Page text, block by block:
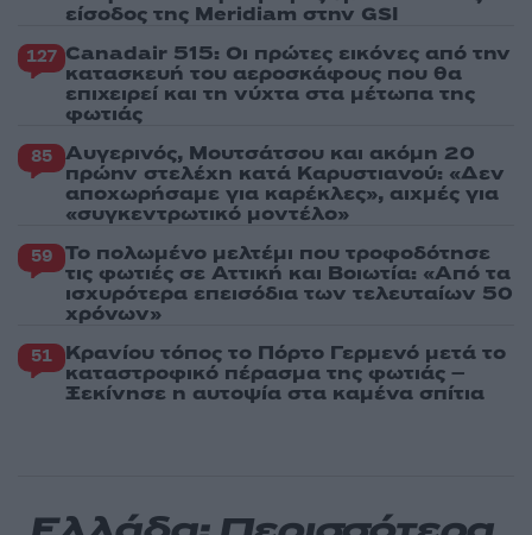
είσοδος της Meridiam στην GSI
127 Canadair 515: Οι πρώτες εικόνες από την
κατασκευή του αεροσκάφους που θα
επιχειρεί και τη νύχτα στα μέτωπα της
φωτιάς
85 Αυγερινός, Μουτσάτσου και ακόμη 20
πρώην στελέχη κατά Καρυστιανού: «Δεν
αποχωρήσαμε για καρέκλες», αιχμές για
«συγκεντρωτικό μοντέλο»
59 Το πολωμένο μελτέμι που τροφοδότησε
τις φωτιές σε Αττική και Βοιωτία: «Από τα
ισχυρότερα επεισόδια των τελευταίων 50
χρόνων»
51 Κρανίου τόπος το Πόρτο Γερμενό μετά το
καταστροφικό πέρασμα της φωτιάς –
Ξεκίνησε η αυτοψία στα καμένα σπίτια